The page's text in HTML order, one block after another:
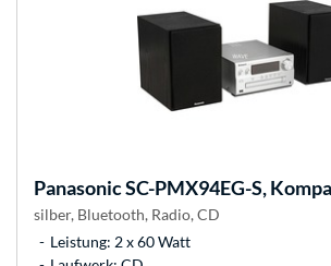
PanasonicSC-PMX94EG-S,
silber, Bluetooth, Radio, CD
Leistung: 2 x 60 Watt